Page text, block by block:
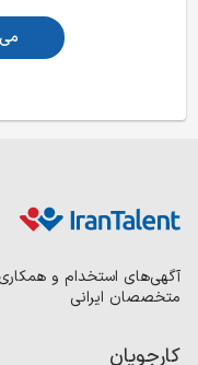
آگهی‌های استخدام و همکاری
متخصصان ایرانی
کارجویان